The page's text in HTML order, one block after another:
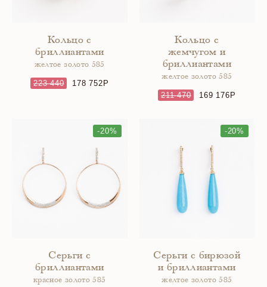
Кольцо с
бриллиантами
желтое золото 585
223 440 178 752
Кольцо с
жемчугом и
бриллиантами
желтое золото 585
211 470 169 176
-20%
Серьги с
бриллиантами
красное золото 585
-20%
Серьги с бирюзой
и бриллиантами
желтое золото 585